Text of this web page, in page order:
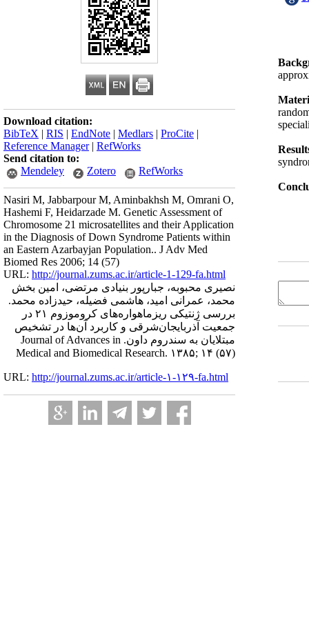
Download citation:
BibTeX | RIS | EndNote | Medlars | ProCite |
Reference Manager| RefWorks
Send citation to:
Mendeley
Zotero RefWorks
Nasiri M, Jabbarpour M, Aminbakhsh M, Omrani O,
Hashemi F, Heidarzade M. Genetic Assessment of
Chromosome 21 microsatellites and their Application
in the Diagnosis of Down Syndrome Patients within
an Eastern Azarbayjan Population.. J Adv Med
Biomed Res 2006; 14 (57)
URL: http://journal.zums.ac.ir/article-1-129-fa.html
نصیری محبوبه، جبارپور بنیادی مرتضی، امین بخش
محمد، عمرانی امید، هاشمی فضیله، حیدزاده محمد.
بررسی ژنتیکی ریزماهواره‌های کروموزوم ۲۱ در
جمعیت آذربایجان‌شرقی و کاربرد آن‌ها در تشخیص
مبتلایان به سندروم داون. Journal of Advances in
Medical and Biomedical Research. ۱۳۸۵; ۱۴ (۵۷)
URL: http://journal.zums.ac.ir/article-۱-۱۲۹-fa.html